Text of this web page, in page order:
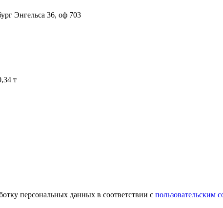
Энгельса 36, оф 703
т
персональных данных в соответствии с пользовательским